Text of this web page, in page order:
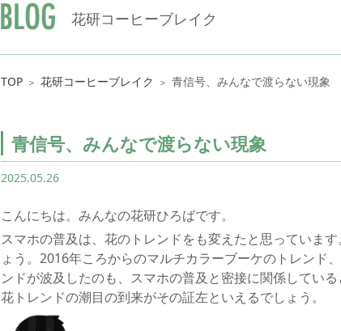
花研コーヒーブレイク
TOP ＞ 花研コーヒーブレイク ＞ 青信号、みんなで渡らない現象
青信号、みんなで渡らない現象
2025.05.26
こんにちは。みんなの花研ひろばです。
スマホの普及は、花のトレンドをも変えたと思っていま
ょう。2016年ころからのマルチカラーブーケのトレンド
ンドが波及したのも、スマホの普及と密接に関係してい
花トレンドの潮目の到来がその証左といえるでしょう。